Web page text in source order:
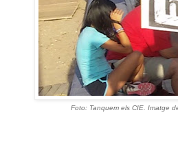
Foto: Tanquem els CIE. Imatge